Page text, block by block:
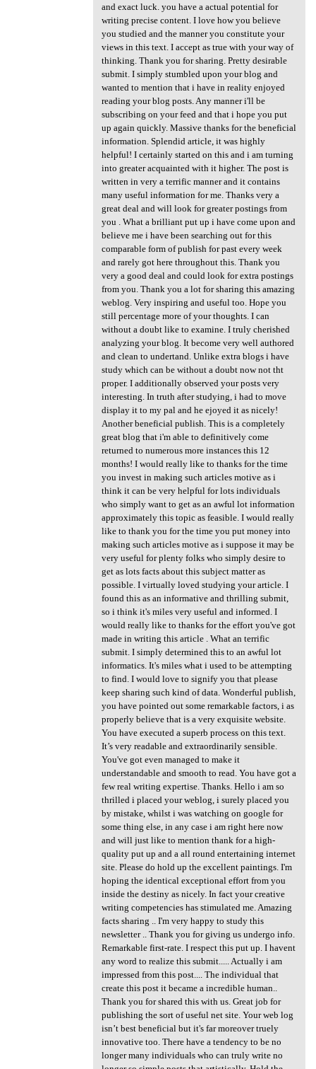
and exact luck. you have a actual potential for
writing precise content. I love how you believe
you studied and the manner you constitute your
views in this text. I accept as true with your way of
thinking. Thank you for sharing. Pretty desirable
submit. I simply stumbled upon your blog and
wanted to mention that i have in reality enjoyed
reading your blog posts. Any manner i'll be
subscribing on your feed and that i hope you put
up again quickly. Massive thanks for the beneficial
information. Splendid article, it was highly
helpful! I certainly started on this and i am turning
into greater acquainted with it higher. The post is
written in very a terrific manner and it contains
many useful information for me. Thanks very a
great deal and will look for greater postings from
you . What a brilliant put up i have come upon and
believe me i have been searching out for this
comparable form of publish for past every week
and rarely got here throughout this. Thank you
very a good deal and could look for extra postings
from you. Thank you a lot for sharing this amazing
weblog. Very inspiring and useful too. Hope you
still percentage more of your thoughts. I can
without a doubt like to examine. I truly cherished
analyzing your blog. It become very well authored
and clean to undertand. Unlike extra blogs i have
study which can be without a doubt now not tht
proper. I additionally observed your posts very
interesting. In truth after studying, i had to move
display it to my pal and he ejoyed it as nicely!
Another beneficial publish. This is a completely
great blog that i'm able to definitively come
returned to numerous more instances this 12
months! I would really like to thanks for the time
you invest in making such articles motive as i
think it can be very helpful for lots individuals
who simply want to get as an awful lot information
approximately this topic as feasible. I would really
like to thank you for the time you put money into
making such articles motive as i suppose it may be
very useful for plenty folks who simply desire to
get as lots facts about this subject matter as
possible. I virtually loved studying your article. I
found this as an informative and thrilling submit,
so i think it's miles very useful and informed. I
would really like to thanks for the effort you've got
made in writing this article . What an terrific
submit. I simply determined this to an awful lot
informatics. It's miles what i used to be attempting
to find. I would love to signify you that please
keep sharing such kind of data. Wonderful publish,
you have pointed out some remarkable factors, i as
properly believe that is a very exquisite website.
You have executed a superb process on this text.
It’s very readable and extraordinarily sensible.
You've got even managed to make it
understandable and smooth to read. You have got a
few real writing expertise. Thanks. Hello i am so
thrilled i placed your weblog, i surely placed you
by mistake, whilst i was watching on google for
some thing else, in any case i am right here now
and will just like to mention thank for a high-
quality put up and a all round entertaining internet
site. Please do hold up the excellent paintings. I'm
hoping the identical exceptional effort from you
inside the destiny as nicely. In fact your creative
writing competencies has stimulated me. Amazing
facts sharing .. I'm very happy to study this
newsletter .. Thank you for giving us undergo info.
Remarkable first-rate. I respect this put up. I havent
any word to realize this submit..... Actually i am
impressed from this post.... The individual that
create this post it became a incredible human..
Thank you for shared this with us. Great job for
publishing the sort of useful net site. Your web log
isn’t best beneficial but it's far moreover truely
innovative too. There have a tendency to be no
longer many individuals who can truly write no